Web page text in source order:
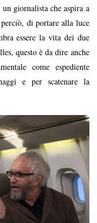
giornalista che aspira a
di portare alla luce
essere la vita dei due
questo è da dire anche
come espediente
e per scatenare la